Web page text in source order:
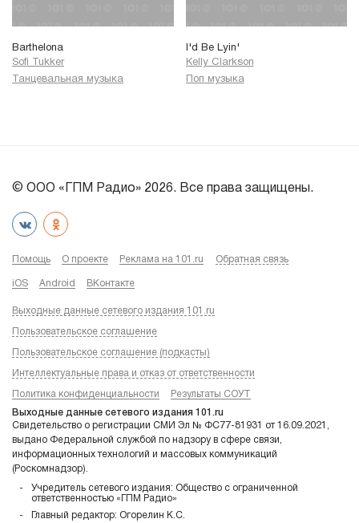
Barthelona
Sofi Tukker
Танцевальная музыка
I'd Be Lyin'
Kelly Clarkson
Поп музыка
© ООО «ГПМ Радио» 2026. Все права защищены.
Помощь О проекте Реклама на 101.ru Обратная связь
iOS Android ВКонтакте
Выходные данные сетевого издания 101.ru
Пользовательское соглашение
Пользовательское соглашение (подкасты)
Интеллектуальные права и отказ от ответственности
Политика конфиденциальности Результаты СОУТ
Выходные данные сетевого издания 101.ru
Свидетельство о регистрации СМИ Эл № ФС77-81931 от 16.09.2021,
выдано Федеральной службой по надзору в сфере связи,
информационных технологий и массовых коммуникаций
(Роскомнадзор).
Учредитель сетевого издания: Общество с ограниченной
ответственностью «ГПМ Радио»
Главный редактор: Огорелин К.С.